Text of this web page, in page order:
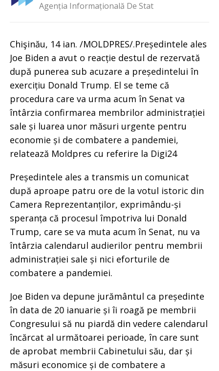
Agenția Informațională De Stat
Chişinău, 14 ian. /MOLDPRES/.Președintele ales
Joe Biden a avut o reacție destul de rezervată
după punerea sub acuzare a președintelui în
exercițiu Donald Trump. El se teme că
procedura care va urma acum în Senat va
întârzia confirmarea membrilor administrației
sale și luarea unor măsuri urgente pentru
economie și de combatere a pandemiei,
relatează Moldpres cu referire la Digi24
Președintele ales a transmis un comunicat
după aproape patru ore de la votul istoric din
Camera Reprezentanților, exprimându-și
speranța că procesul împotriva lui Donald
Trump, care se va muta acum în Senat, nu va
întârzia calendarul audierilor pentru membrii
administrației sale și nici eforturile de
combatere a pandemiei.
Joe Biden va depune jurământul ca președinte
în data de 20 ianuarie și îi roagă pe membrii
Congresului să nu piardă din vedere calendarul
încărcat al următoarei perioade, în care sunt
de aprobat membrii Cabinetului său, dar și
măsuri economice și de combatere a